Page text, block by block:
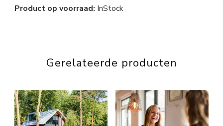
Product op voorraad: InStock
Gerelateerde producten